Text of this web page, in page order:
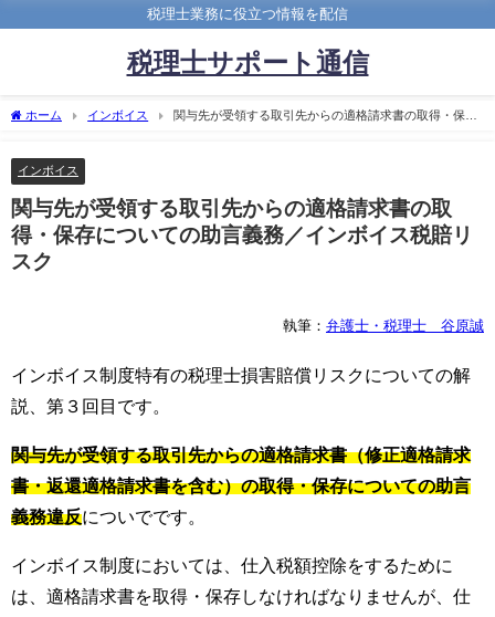
税理士業務に役立つ情報を配信
税理士サポート通信
ホーム インボイス
関与先が受領する取引先からの適格請求書の取得・保存
インボイス
関与先が受領する取引先からの適格請求書の取
得・保存についての助言義務／インボイス税賠リ
スク
執筆： 弁護士・税理士 谷原誠
インボイス制度特有の税理士損害賠償リスクについての解
説、第３回目です。
関与先が受領する取引先からの適格請求書（修正適格請求
書・返還適格請求書を含む）の取得・保存についての助言
義務違反についでです。
インボイス制度においては、仕入税額控除をするために
は、適格請求書を取得・保存しなければなりませんが、仕